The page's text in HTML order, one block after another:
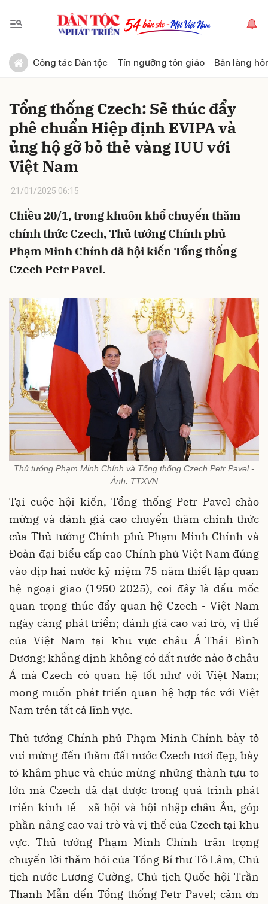
Công tác Dân tộc Tín ngưỡng tôn giáo Bản làng
Tổng thống Czech: Sẽ thúc đẩy
phê chuẩn Hiệp định EVIPA và
ủng hộ gỡ bỏ thẻ vàng IUU với
Việt Nam
21/01/2025 06:15
Chiều 20/1, trong khuôn khổ chuyến thăm
chính thức Czech, Thủ tướng Chính phủ
Phạm Minh Chính đã hội kiến Tổng thống
Czech Petr Pavel.
Thủ tướng Phạm Minh Chính và Tổng thống Czech Petr Pavel -
Ảnh: TTXVN
Tại cuộc hội kiến, Tổng thống Petr Pavel chào
mừng và đánh giá cao chuyến thăm chính thức
của Thủ tướng Chính phủ Phạm Minh Chính và
Đoàn đại biểu cấp cao Chính phủ Việt Nam đúng
vào dịp hai nước kỷ niệm 75 năm thiết lập quan
hệ ngoại giao (1950-2025), coi đây là dấu mốc
quan trọng thúc đẩy quan hệ Czech - Việt Nam
ngày càng phát triển; đánh giá cao vai trò, vị thế
của Việt Nam tại khu vực châu Á-Thái Bình
Dương; khẳng định không có đất nước nào ở châu
Á mà Czech có quan hệ tốt như với Việt Nam;
mong muốn phát triển quan hệ hợp tác với Việt
Nam trên tất cả lĩnh vực.
Thủ tướng Chính phủ Phạm Minh Chính bày tỏ
vui mừng đến thăm đất nước Czech tươi đẹp, bày
tỏ khâm phục và chúc mừng những thành tựu to
lớn mà Czech đã đạt được trong quá trình phát
triển kinh tế - xã hội và hội nhập châu Âu, góp
phần nâng cao vai trò và vị thế của Czech tại khu
vực. Thủ tướng Phạm Minh Chính trân trọng
chuyển lời thăm hỏi của Tổng Bí thư Tô Lâm, Chủ
tịch nước Lương Cường, Chủ tịch Quốc hội Trần
Thanh Mẫn đến Tổng thống Petr Pavel; cảm ơn
Gửi bình luận